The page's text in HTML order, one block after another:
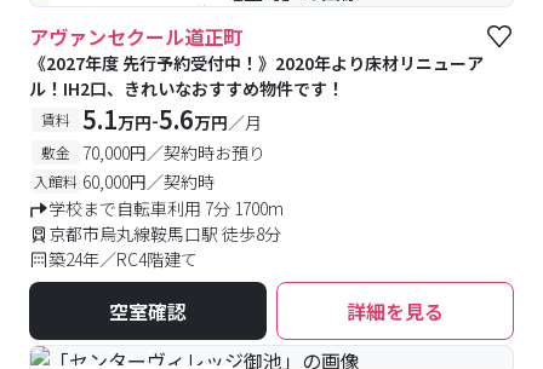
#予約受付中 #空室待ち
アヴァンセクール道正町
《2027年度 先行予約受付中！》2020年より床材リニューア
ル！IH2口、きれいなおすすめ物件です！
賃料 5.1万円-5.6万円／月
敷金 70,000円／契約時お預り
入館料 60,000円／契約時
学校まで自転車利用 7分 1700m
京都市烏丸線鞍馬口駅 徒歩8分
築24年／RC4階建て
空室確認 詳細を見る